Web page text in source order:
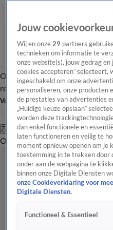
Overzicht Laatste nieuws
redactie
Volg Hart van Nederland
Zoeken
OverzichtRegioUitzendingen
Jouw
Wij en onze29 partners
technieken om informatie te
onze website(s), jouw gedrag
cookies accepteren” selecteert,
ingeschakeld om onze
personaliseren, onze producten
de prestaties van advertenties
„Huidige keuze opslaan”
worden deze
dan enkel functionele en
laten functioneren en veilig te
moment opnieuw openen om je
toestemming in te trekken door
onder aan de webpagina te
binnen onze Digitale Diensten
onze Cookieverklaring voor
Digitale Diensten.
Functioneel & Essentieel